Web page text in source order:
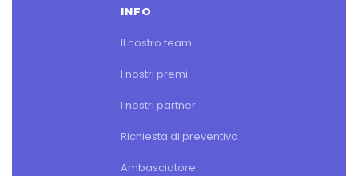
INFO
Il nostro team
I nostri premi
I nostri partner
Richiesta di preventivo
Ambasciatore